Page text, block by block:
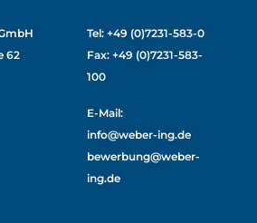
62
Tel: +49 (0)7231-583-0
Fax: +49 (0)7231-583-
100
E-Mail:
info@weber-ing.de
bewerbung@weber-
ing.de